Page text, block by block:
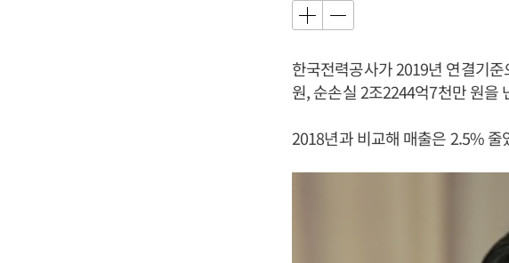
한국전력공사가 2019년 연결기
원, 순손실 2조2244억7천만 원을
2018년과 비교해 매출은 2.5%